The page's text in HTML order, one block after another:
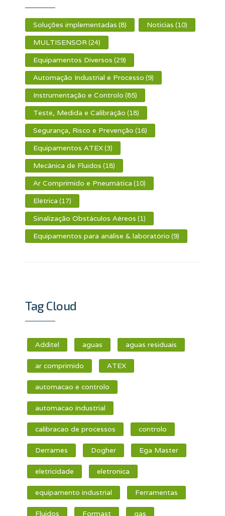
Soluções implementadas (8) Noticias (10)
MULTISENSOR (24)
Equipamentos Diversos (29)
Automação Industrial e Processo (9)
Instrumentação e Controlo (85)
Teste, Medida e Calibração (18)
Segurança, Risco e Prevenção (16)
Equipamentos ATEX(3)
Mecânica de Fluidos (18)
Ar Comprimido e Pneumática (10)
Elétrica (17)
Sinalização Obstáculos Aéreos (1)
Equipamentos para análise & laboratório (9)
Tag Cloud
Additel aguas aguas residuais
ar comprimido ATEX
automacao e controlo
automacao industrial
calibracao de processos controlo
Derrames Dogher Ega Master
eletricidade eletronica
equipamento industrial Ferramentas
Fluidos Formast gas